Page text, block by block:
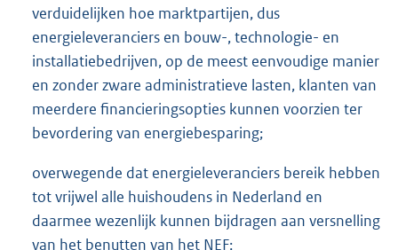
verduidelijken hoe marktpartijen, dus
energieleveranciers en bouw-, technologie- en
installatiebedrijven, op de meest eenvoudige manier
en zonder zware administratieve lasten, klanten van
meerdere financieringsopties kunnen voorzien ter
bevordering van energiebesparing;
overwegende dat energieleveranciers bereik hebben
tot vrijwel alle huishoudens in Nederland en
daarmee wezenlijk kunnen bijdragen aan versnelling
van het benutten van het NEF;